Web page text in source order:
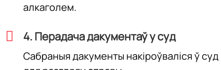
алкаголем.
4. Перадача дакументаў у суд
Сабраныя дакументы накіроўваліся ў суд